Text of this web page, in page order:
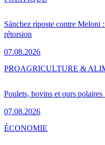
Sánchez riposte contre Meloni
rétorsion
07.08.2026
Poulets, bovins et ours
07.08.2026
PROAGRICULTURE &
ÉCONOMIE